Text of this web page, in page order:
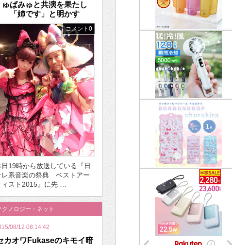
ゅぱみゅと共演を果たし
「姉です」と明かす
コメント0
日19時から放送している『日
レ系音楽の祭典 ベストアー
ィスト2015』に先 …
クノロジー・ネット
08/12 08:14:42
カオワFukaseのキモイ暗